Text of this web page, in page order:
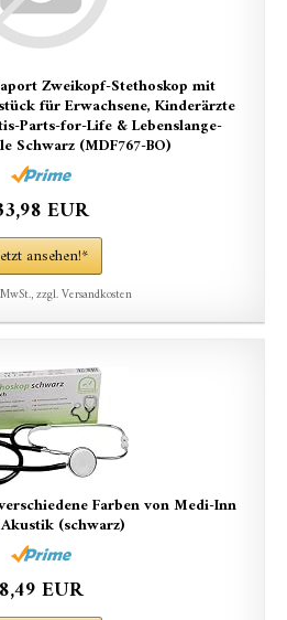
Zweikopf-Stethoskop mit
für Erwachsene, Kinderärzte
Parts-for-Life & Lebenslange-
Schwarz (MDF767-BO)
EUR
ansehen!*
zzgl. Versandkosten
Farben von Medi-Inn
(schwarz)
8,49 EUR